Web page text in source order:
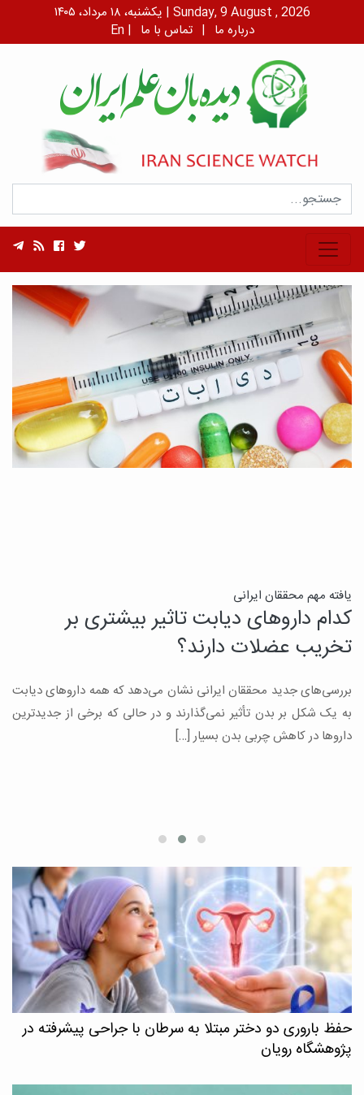
یکشنبه، ۱۸ مرداد، ۱۴۰۵ | Sunday, 9 August , 2026
En | درباره ما | تماس با ما
یافته مهم محققان ایرانی
کدام داروهای دیابت تاثیر بیشتری بر
تخریب عضلات دارند؟
بررسی‌های جدید محققان ایرانی نشان می‌دهد که همه داروهای دیابت
به یک شکل بر بدن تأثیر نمی‌گذارند و در حالی که برخی از جدیدترین
داروها در کاهش چربی بدن بسیار […]
حفظ باروری دو دختر مبتلا به سرطان با جراحی پیشرفته در
پژوهشگاه رویان